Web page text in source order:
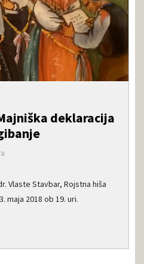
deklaracija
Vlaste Stavbar, Rojstna hiša
maja 2018 ob 19. uri.